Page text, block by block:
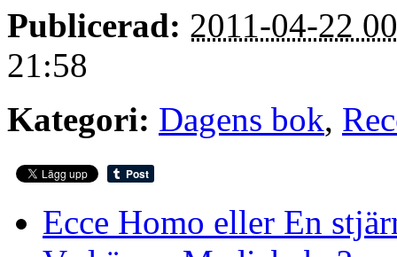
Publicerad: 2011-04-22
21:58
Kategori: Dagens bok,
Ecce Homo eller En